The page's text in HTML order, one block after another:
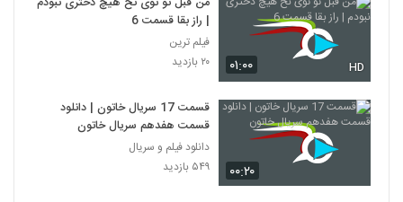
۰۱:۰۰ HD
| راز بقا قسمت 6
فیلم ترین
۲۰ بازدید
۰۰:۲۰
قسمت 17 سریال خاتون | دانلود
قسمت هفدهم سریال خاتون
دانلود فیلم و سریال
۵۴۹ بازدید